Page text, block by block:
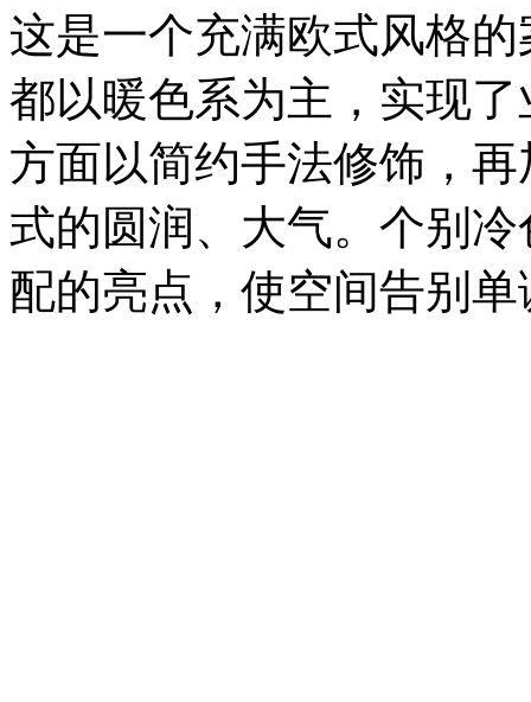
这是一个充满欧式风格
都以暖色系为主，实现
方面以简约手法修饰，
式的圆润、大气。个别
配的亮点，使空间告别单